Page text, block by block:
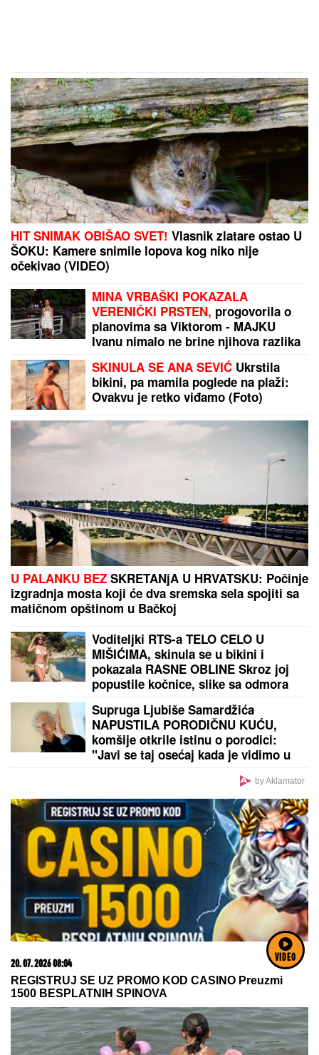
VIDEO
HIT SNIMAK OBIŠAO SVET! Vlasnik zlatare ostao U
ŠOKU: Kamere snimile lopova kog niko nije
očekivao (VIDEO)
MINA VRBAŠKI POKAZALA
VERENIČKI PRSTEN, progovorila o
planovima sa Viktorom - MAJKU
Ivanu nimalo ne brine njihova razlika
SKINULA SE ANA SEVIĆ Ukrstila
bikini, pa mamila poglede na plaži:
Ovakvu je retko viđamo (Foto)
U PALANKU BEZ SKRETANjA U HRVATSKU: Počinje
izgradnja mosta koji će dva sremska sela spojiti sa
matičnom opštinom u Bačkoj
Voditeljki RTS-a TELO CELO U
MIŠIĆIMA, skinula se u bikini i
pokazala RASNE OBLINE Skroz joj
popustile kočnice, slike sa odmora
Supruga Ljubiše Samardžića
NAPUSTILA PORODIČNU KUĆU,
komšije otkrile istinu o porodici:
"Javi se taj osećaj kada je vidimo u
by Aklamator
20. 07. 2026 08:04
REGISTRUJ SE UZ PROMO KOD CASINO Preuzmi
1500 BESPLATNIH SPINOVA